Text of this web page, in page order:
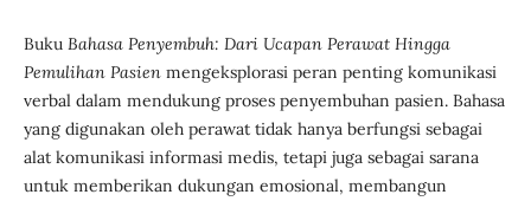
Buku Bahasa Penyembuh: Dari Ucapan Perawat Hingga
Pemulihan Pasienmengeksplorasi peran penting komunikasi
verbal dalam mendukung proses penyembuhan pasien. Bahasa
yang digunakan oleh perawat tidak hanya berfungsi sebagai
alat komunikasi informasi medis, tetapi juga sebagai sarana
untuk memberikan dukungan emosional, membangun